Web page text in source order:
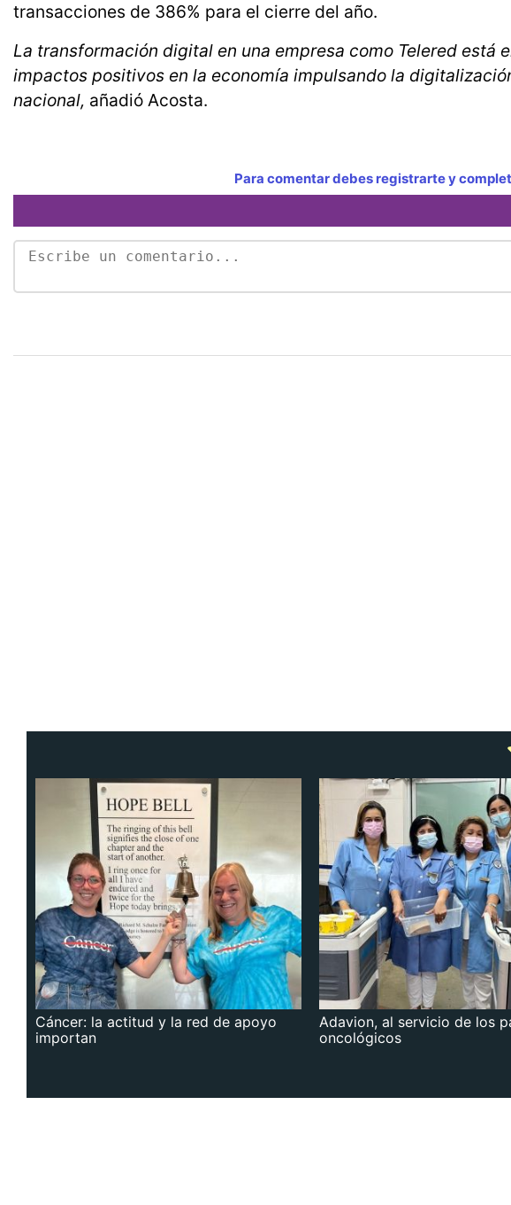
transacciones de 386% para el cierre del año.
La transformación digital en una empresa como Telered
impactos positivos en la economía impulsando la
nacional, añadió Acosta.
Para comentar debes registrarte y
Cáncer: la actitud y la red de apoyo
importan
Adavion, al servicio de los
oncológicos